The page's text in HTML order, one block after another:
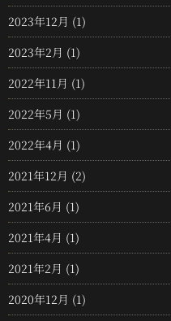
2023年12月 (1)
2023年2月 (1)
2022年11月 (1)
2022年5月 (1)
2022年4月 (1)
2021年12月 (2)
2021年6月 (1)
2021年4月 (1)
2021年2月 (1)
2020年12月 (1)